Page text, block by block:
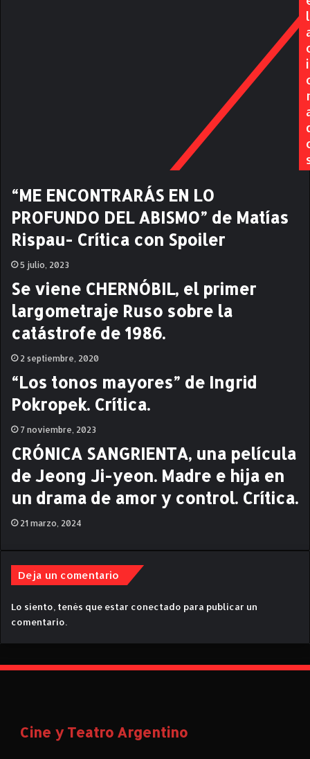
D
;
U
N
C
A
Ñ
S
D
E
S
U
É
S
”
l
i
“ME ENCONTRARÁS EN LO
PROFUNDO DEL ABISMO” de Matías
Rispau- Crítica con Spoiler
5 julio, 2023
Se viene CHERNÓBIL, el primer
largometraje Ruso sobre la
catástrofe de 1986.
2 septiembre, 2020
“Los tonos mayores” de Ingrid
Pokropek. Crítica.
7 noviembre, 2023
CRÓNICA SANGRIENTA, una película
de Jeong Ji-yeon. Madre e hija en
un drama de amor y control. Crítica.
21 marzo, 2024
Deja un comentario
Lo siento, tenés que estar conectado para publicar un
comentario.
Cine y Teatro Argentino